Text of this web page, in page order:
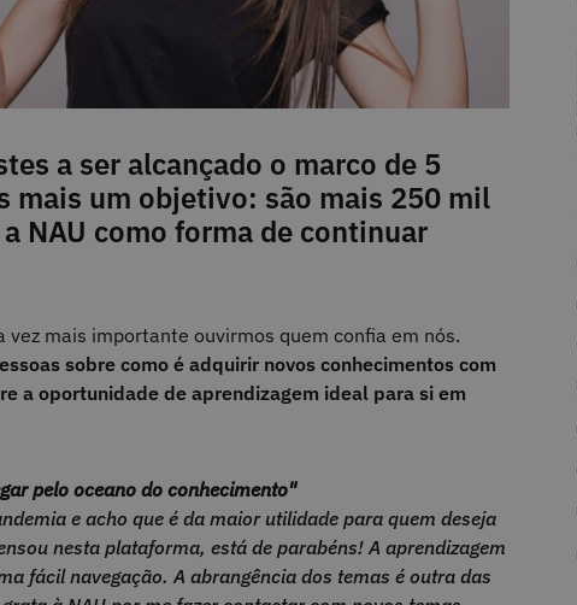
a ser alcançado o marco de 5
mais um objetivo: são mais 250 mil
NAU como forma de continuar
mais importante ouvirmos quem confia em nós.
sobre como é adquirir novos conhecimentos com
a oportunidade de aprendizagem ideal para si em
pelo oceano do conhecimento"
e acho que é da maior utilidade para quem deseja
nesta plataforma, está de parabéns! A aprendizagem
fácil navegação. A abrangência dos temas é outra das